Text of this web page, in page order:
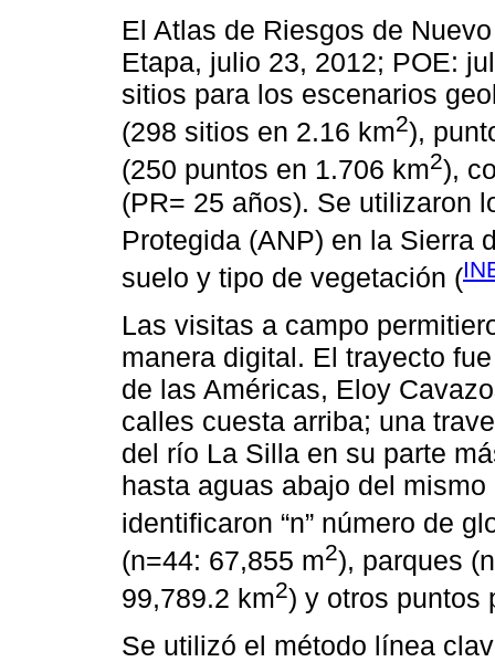
El Atlas de Riesgos de
Etapa, julio 23, 2012; POE:
sitios para los escenarios
(298 sitios en 2.16 km2),
(250 puntos en 1.706 km2),
(PR= 25 años). Se utilizaron
Protegida (ANP) en la Sierra
suelo y tipo de vegetación (
Las visitas a campo
manera digital. El trayecto
de las Américas, Eloy
calles cuesta arriba; una
del río La Silla en su parte
hasta aguas abajo del
identificaron “n” número de
(n=44: 67,855 m2), parques
99,789.2 km2) y otros puntos
Se utilizó el método línea